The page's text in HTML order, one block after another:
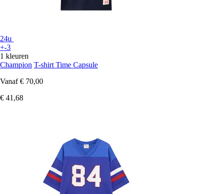
24u
+-3
1 kleuren
Champion T-shirt Time Capsule
Vanaf € 70,00
€ 41,68